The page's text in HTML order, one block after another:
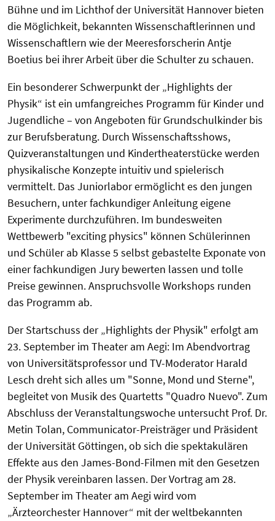
Bühne und im Lichthof der Universität Hannover bieten
die Möglichkeit, bekannten Wissenschaftlerinnen und
Wissenschaftlern wie der Meeresforscherin Antje
Boetius bei ihrer Arbeit über die Schulter zu schauen.
Ein besonderer Schwerpunkt der „Highlights der
Physik“ ist ein umfangreiches Programm für Kinder und
Jugendliche – von Angeboten für Grundschulkinder bis
zur Berufsberatung. Durch Wissenschaftsshows,
Quizveranstaltungen und Kindertheaterstücke werden
physikalische Konzepte intuitiv und spielerisch
vermittelt. Das Juniorlabor ermöglicht es den jungen
Besuchern, unter fachkundiger Anleitung eigene
Experimente durchzuführen. Im bundesweiten
Wettbewerb "exciting physics" können Schülerinnen
und Schüler ab Klasse 5 selbst gebastelte Exponate von
einer fachkundigen Jury bewerten lassen und tolle
Preise gewinnen. Anspruchsvolle Workshops runden
das Programm ab.
Der Startschuss der „Highlights der Physik" erfolgt am
23. September im Theater am Aegi: Im Abendvortrag
von Universitätsprofessor und TV-Moderator Harald
Lesch dreht sich alles um "Sonne, Mond und Sterne",
begleitet von Musik des Quartetts "Quadro Nuevo". Zum
Abschluss der Veranstaltungswoche untersucht Prof. Dr.
Metin Tolan, Communicator-Preisträger und Präsident
der Universität Göttingen, ob sich die spektakulären
Effekte aus den James-Bond-Filmen mit den Gesetzen
der Physik vereinbaren lassen. Der Vortrag am 28.
September im Theater am Aegi wird vom
„Ärzteorchester Hannover“ mit der weltbekannten